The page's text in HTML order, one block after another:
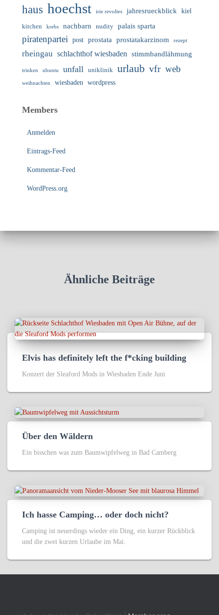
haus hoechst irie revoltes jahresrueckblick kiel
kitchen krebs nachbarn nudity palais sparta
piratenpartei post prostata prostatakarzinom rezept
rheingau schlachthof wiesbaden stimmbandlähmung
trinken ubuntu unfall uniklinik urlaub vfr web
weihnachten wiesbaden wordpress
Members
Anmelden
Eintrags-Feed
Kommentar-Feed
WordPress.org
Ähnliche Beiträge
Elvis has definitely left the f*cking building
Konzert der Sleaford Mods in Wiesbaden Ende Juni
Über den Wäldern
Ein bisschen was zum Baumwipfelweg in Bad Camberg
Ich hasse Camping… oder doch nicht?
Camping ist neuerdings wieder ein Ding, ein kurzer Rückblick
und die zwei kurzen Urlaube im Mai.